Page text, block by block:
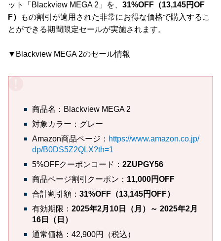
ット「Blackview MEGA 2」を、 31%OFF（13,145円OF
F）
もの割引が適用された非常にお得な価格で購入するこ
とができる期間限定セールが実施されます。
▼Blackview MEGA 2のセール情報
商品名：Blackview MEGA 2
対象カラー：グレー
Amazon商品ページ： https://www.amazon.co.jp/
dp/B0DS5Z2QLX?th=1
5%OFFクーポンコード： 2ZUPGY56
商品ページ割引クーポン： 11,000円OFF
合計割引額： 31%OFF（13,145円OFF）
有効期限： 2025年2月10日（月）～ 2025年2月
16日（日）
通常価格：42,900円（税込）